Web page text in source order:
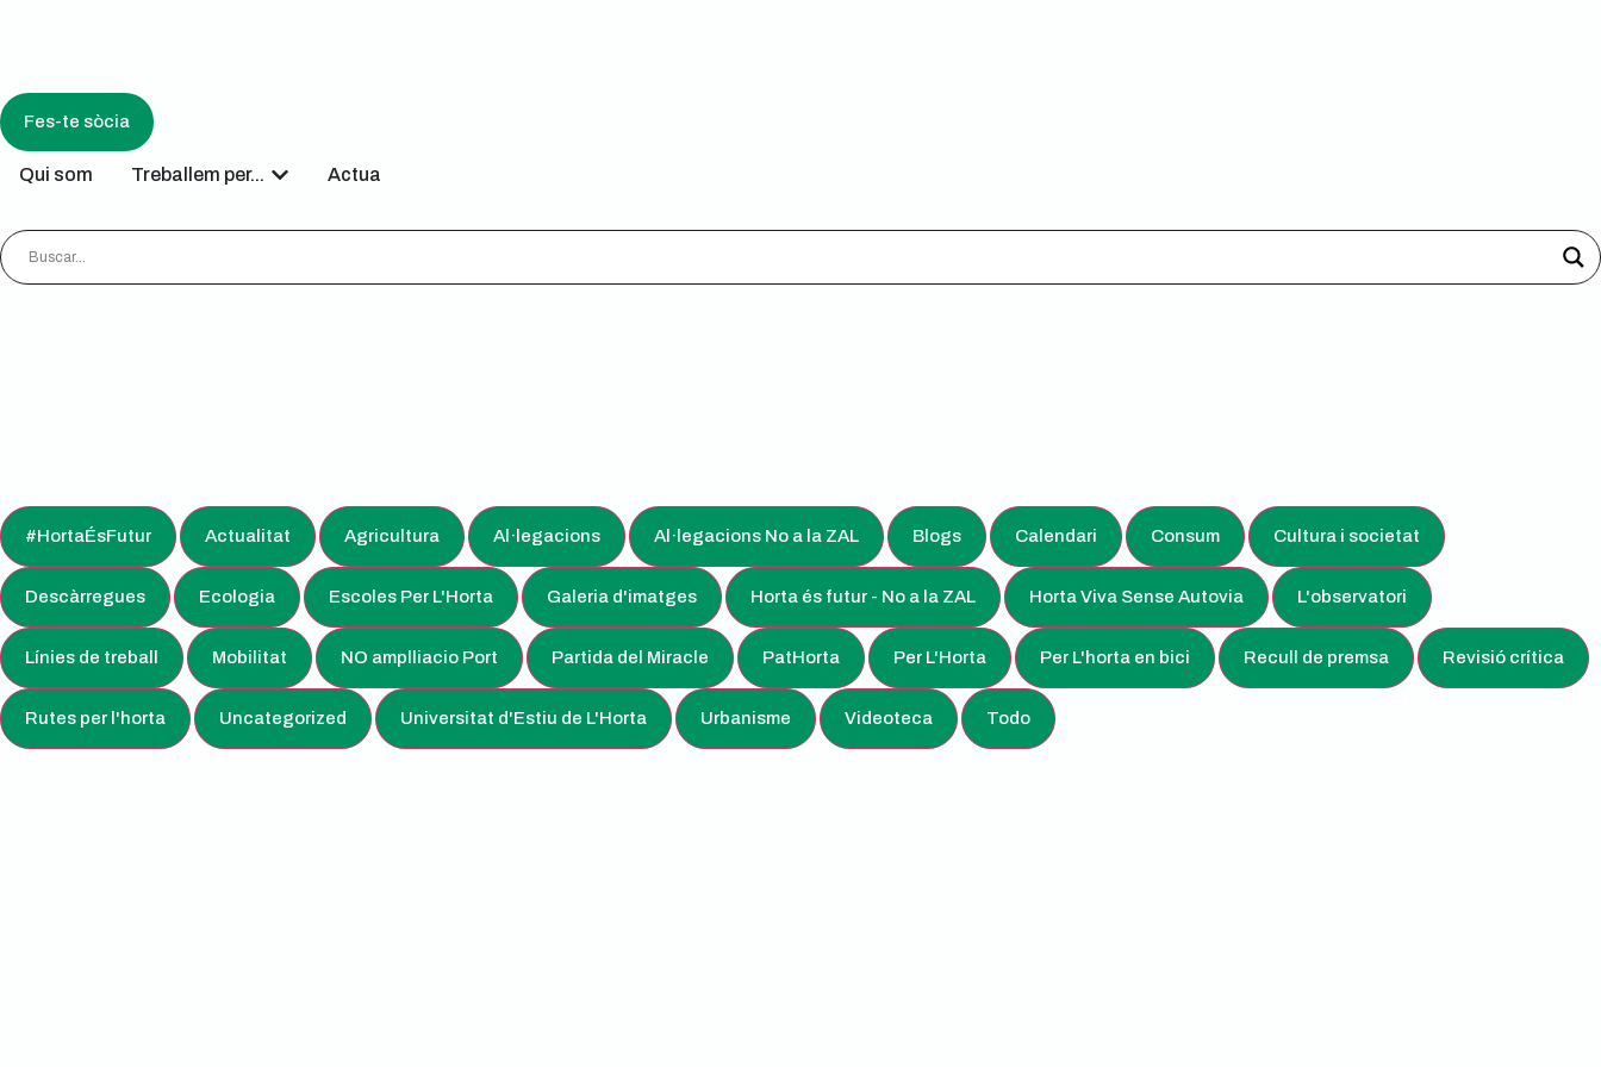
Fes-te sòcia
Qui som Treballem per... Actua
#HortaÉsFutur Actualitat Agricultura Al·legacions Al·legacions No a la ZAL Blogs Calendari Consum Cultura i societat
Descàrregues Ecologia Escoles Per L'Horta Galeria d'imatges Horta és futur - No a la ZAL Horta Viva Sense Autovia L'observatori
Línies de treball Mobilitat NO amplliacio Port Partida del Miracle PatHorta Per L'Horta Per L'horta en bici Recull de premsa Revisió crítica
Rutes per l'horta Uncategorized Universitat d'Estiu de L'Horta Urbanisme Videoteca Todo